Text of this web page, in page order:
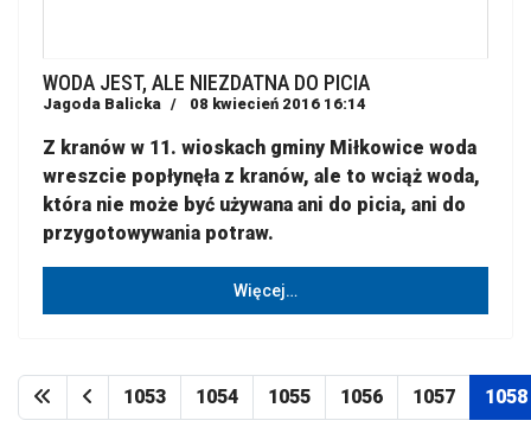
WODA JEST, ALE NIEZDATNA DO PICIA
Jagoda Balicka 08 kwiecień 2016 16:14
Z kranów w 11. wioskach gminy Miłkowice woda
wreszcie popłynęła z kranów, ale to wciąż woda,
która nie może być używana ani do picia, ani do
przygotowywania potraw.
Więcej…
1053 1054 1055 1056 1057 1058